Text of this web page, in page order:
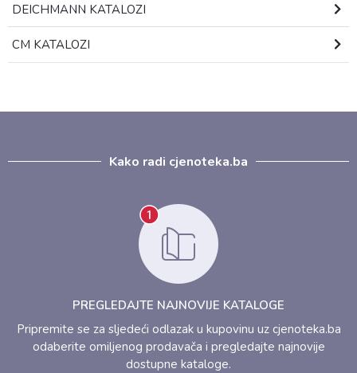
DEICHMANN KATALOZI
CM KATALOZI
Kako radi cjenoteka.ba
PREGLEDAJTE NAJNOVIJE KATALOGE
Pripremite se za sljedeći odlazak u kupovinu uz cjenoteka.ba
odaberite omiljenog prodavača i pregledajte najnovije
dostupne kataloge.